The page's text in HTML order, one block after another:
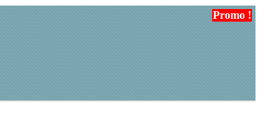
Promo !
Promo !